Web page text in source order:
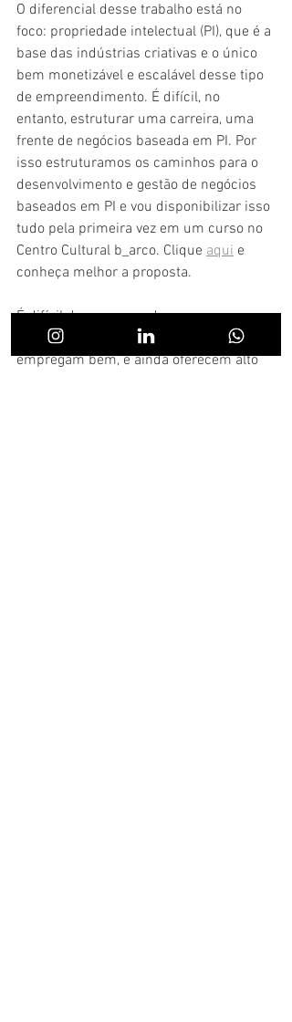
O diferencial desse trabalho está no
foco: propriedade intelectual (PI), que é a
base das indústrias criativas e o único
bem monetizável e escalável desse tipo
de empreendimento. É difícil, no
entanto, estruturar uma carreira, uma
frente de negócios baseada em PI. Por
isso estruturamos os caminhos para o
desenvolvimento e gestão de negócios
baseados em PI e vou disponibilizar isso
tudo pela primeira vez em um curso no
Centro Cultural b_arco. Clique aqui e
conheça melhor a proposta.
É difícil de compreender como
indústrias limpas, que remuneram e
empregam bem, e ainda oferecem alto